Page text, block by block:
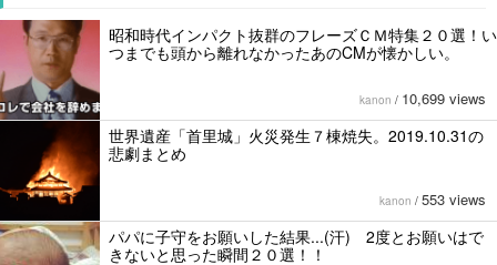
昭和時代インパクト抜群のフレーズＣＭ特集２０選！い
つまでも頭から離れなかったあのCMが懐かしい。
kanon / 10,699 views
世界遺産「首里城」火災発生７棟焼失。2019.10.31の
悲劇まとめ
kanon / 553 views
パパに子守をお願いした結果...(汗) 2度とお願いはで
きないと思った瞬間２０選！！